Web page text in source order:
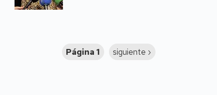
Página 1
Siguiente
siguiente ›